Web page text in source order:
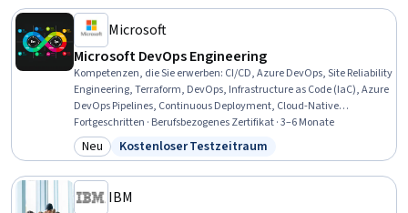
Microsoft
Microsoft DevOps Engineering
Kompetenzen, die Sie erwerben: CI/CD, Azure DevOps, Site Reliability
Engineering, Terraform, DevOps, Infrastructure as Code (IaC), Azure
DevOps Pipelines, Continuous Deployment, Cloud-Native
Computing, Continuous Delivery, DevSecOps, Incident
Management, Continuous Integration, Kubernetes, Hardening,
Cloud Infrastructure, Incident Response, Enterprise Architecture,
Fortgeschritten · Berufsbezogenes Zertifikat · 3–6 Monate
Kategorie: Neu
Neu Status: Kostenloser Testzeitraum
Kostenloser Testzeitraum
IBM